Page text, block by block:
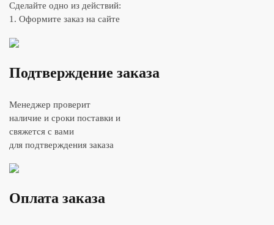
Сделайте одно из действий:
1. Оформите заказ на сайте
Подтверждение заказа
Менеджер проверит
наличие и сроки поставки и
свяжется с вами
для подтверждения заказа
Оплата заказа